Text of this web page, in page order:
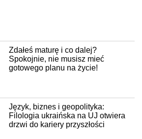
Zdałeś maturę i co dalej?
Spokojnie, nie musisz mieć
gotowego planu na życie!
Język, biznes i geopolityka:
Filologia ukraińska na UJ otwiera
drzwi do kariery przyszłości